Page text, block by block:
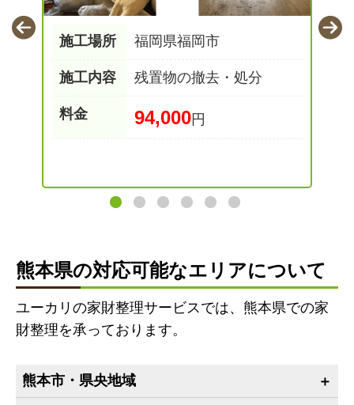
施工場所 福岡県福岡市
施工内容 残置物の撤去・処分
料金 94,000円
熊本県の対応可能なエリアについて
ユーカリの家財整理サービスでは、熊本県での家
財整理を承っております。
熊本市・県央地域